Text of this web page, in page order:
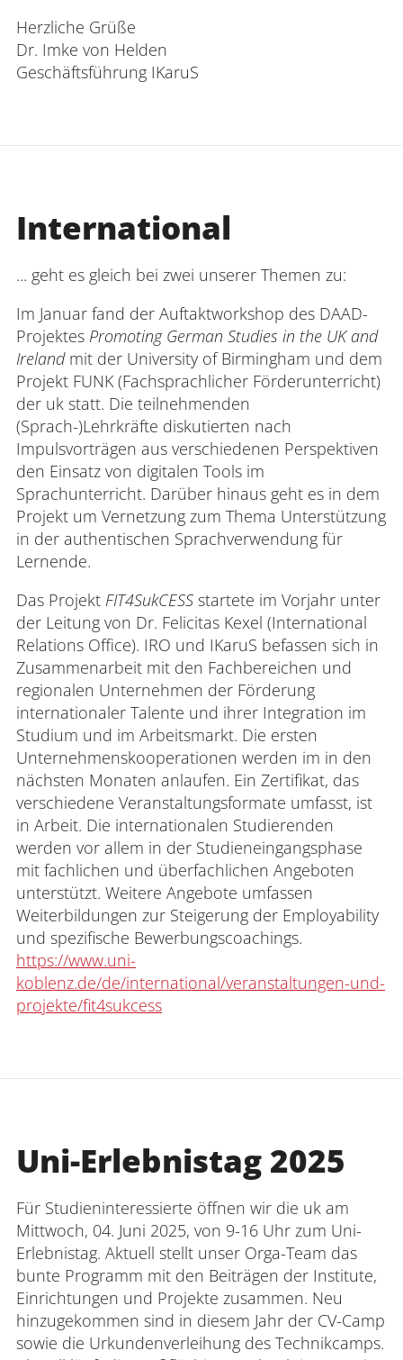
Herzliche Grüße
Dr. Imke von Helden
Geschäftsführung IKaruS
International
... geht es gleich bei zwei unserer Themen zu:
Im Januar fand der Auftaktworkshop des DAAD-
Projektes Promoting German Studies in the UK and
Irelandmit der University of Birmingham und dem
Projekt FUNK (Fachsprachlicher Förderunterricht)
der uk statt. Die teilnehmenden
(Sprach-)Lehrkräfte diskutierten nach
Impulsvorträgen aus verschiedenen Perspektiven
den Einsatz von digitalen Tools im
Sprachunterricht. Darüber hinaus geht es in dem
Projekt um Vernetzung zum Thema Unterstützung
in der authentischen Sprachverwendung für
Lernende.
Das Projekt FIT4SukCESS startete im Vorjahr unter
der Leitung von Dr. Felicitas Kexel (International
Relations Office). IRO und IKaruS befassen sich in
Zusammenarbeit mit den Fachbereichen und
regionalen Unternehmen der Förderung
internationaler Talente und ihrer Integration im
Studium und im Arbeitsmarkt. Die ersten
Unternehmenskooperationen werden im in den
nächsten Monaten anlaufen. Ein Zertifikat, das
verschiedene Veranstaltungsformate umfasst, ist
in Arbeit. Die internationalen Studierenden
werden vor allem in der Studieneingangsphase
mit fachlichen und überfachlichen Angeboten
unterstützt. Weitere Angebote umfassen
Weiterbildungen zur Steigerung der Employability
und spezifische Bewerbungscoachings.
https://www.uni-
koblenz.de/de/international/veranstaltungen-und-
projekte/fit4sukcess
Uni-Erlebnistag 2025
Für Studieninteressierte öffnen wir die uk am
Mittwoch, 04. Juni 2025, von 9-16 Uhr zum Uni-
Erlebnistag. Aktuell stellt unser Orga-Team das
bunte Programm mit den Beiträgen der Institute,
Einrichtungen und Projekte zusammen. Neu
hinzugekommen sind in diesem Jahr der CV-Camp
sowie die Urkundenverleihung des Technikcamps.